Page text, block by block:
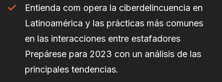
Entienda com opera la ciberdelincuencia en
Latinoamérica y las prácticas más comunes
en las interacciones entre estafadores
Prepárese para 2023 con un análisis de las
principales tendencias.